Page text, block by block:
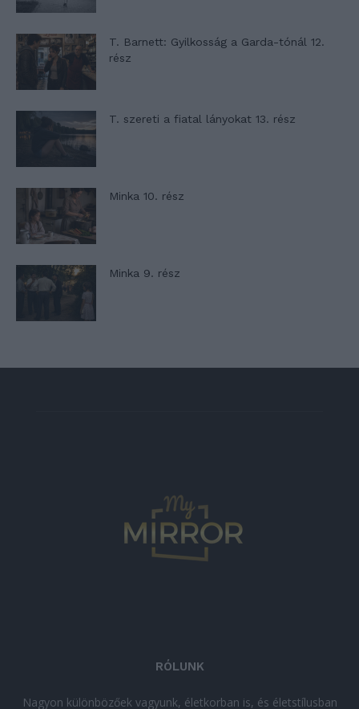
T. Barnett: Gyilkosság a Garda-tónál 12.
rész
T. szereti a fiatal lányokat 13. rész
Minka 10. rész
Minka 9. rész
RÓLUNK
Nagyon különbözőek vagyunk, életkorban is, és életstílusban